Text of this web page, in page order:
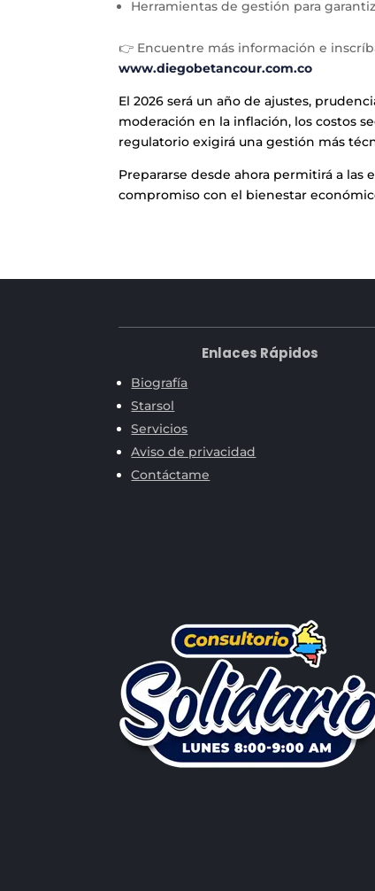
Herramientas de gestión para
👉 Encuentre más información e
www.diegobetancour.com.co
El 2026 será un año de ajustes,
moderación en la inflación, los costos
regulatorio exigirá una gestión más
Prepararse desde ahora permitirá a
compromiso con el bienestar
Enlaces Rápidos
Biografía
Starsol
Servicios
Aviso de privacidad
Contáctame